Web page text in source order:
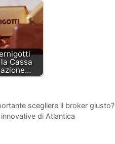
Cassa
scegliere il broker giusto?
di Atlantica